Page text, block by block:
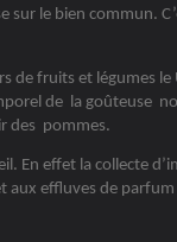
sur le bien commun.
de fruits et légumes le
de la goûteuse
des pommes.
En effet la collecte
aux effluves de